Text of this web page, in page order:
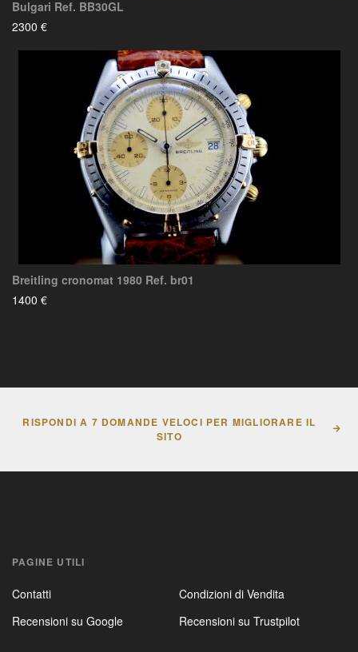
Bulgari Ref. BB30GL
2300 €
Breitling cronomat 1980 Ref. br01
1400 €
RISPONDI A 7 DOMANDE VELOCI PER MIGLIORARE IL
SITO
PAGINE UTILI
Contatti
Condizioni di Vendita
Recensioni su Google
Recensioni su Trustpilot